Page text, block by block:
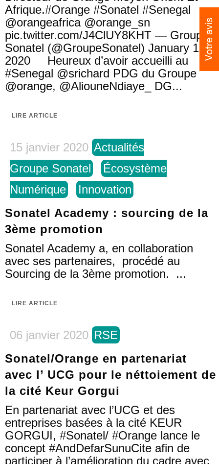
Afrique.#Orange #Sonatel #Senegal
@orangeafrica @orange_sn
pic.twitter.com/J4ClUY8KHT — Groupe
Sonatel (@GroupeSonatel) January 15,
2020 Heureux d’avoir accueilli au
#Senegal @srichard PDG du Groupe
@orange, @AliouneNdiaye_ DG...
LIRE ARTICLE
15 janvier 2020 Actualités
Groupe Sonatel
Écosystème
Numérique
Innovation
Sonatel Academy : sourcing de la
3ème promotion
Sonatel Academy a, en collaboration
avec ses partenaires, procédé au
Sourcing de la 3ème promotion. ...
LIRE ARTICLE
06 janvier 2020 RSE
Sonatel/Orange en partenariat
avec l’ UCG pour le néttoiement de
la cité Keur Gorgui
En partenariat avec l’UCG et des
entreprises basées à la cité KEUR
GORGUI, #Sonatel/ #Orange lance le
concept #AndDefarSunuCite afin de
participer à l’amélioration du cadre avec